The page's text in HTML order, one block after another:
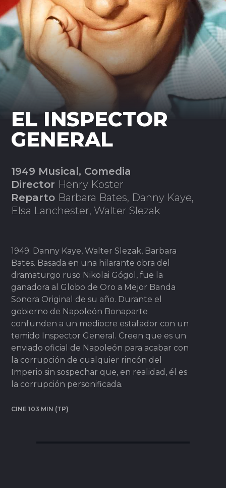
EL INSPECTOR
GENERAL
1949 Musical, Comedia
Director Henry Koster
Reparto Barbara Bates, Danny Kaye,
Elsa Lanchester, Walter Slezak
1949. Danny Kaye, Walter Slezak, Barbara
Bates. Basada en una hilarante obra del
dramaturgo ruso Nikolai Gógol, fue la
ganadora al Globo de Oro a Mejor Banda
Sonora Original de su año. Durante el
gobierno de Napoleón Bonaparte
confunden a un mediocre estafador con un
temido Inspector General. Creen que es un
enviado oficial de Napoleón para acabar con
la corrupción de cualquier rincón del
Imperio sin sospechar que, en realidad, él es
la corrupción personificada.
CINE 103 MIN (TP)